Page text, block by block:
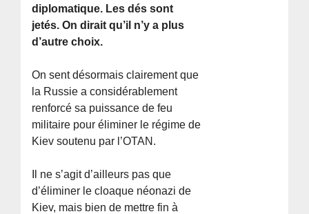
diplomatique. Les dés sont
jetés. On dirait qu’il n’y a plus
d’autre choix.
On sent désormais clairement que
la Russie a considérablement
renforcé sa puissance de feu
militaire pour éliminer le régime de
Kiev soutenu par l’OTAN.
Il ne s’agit d’ailleurs pas que
d’éliminer le cloaque néonazi de
Kiev, mais bien de mettre fin à